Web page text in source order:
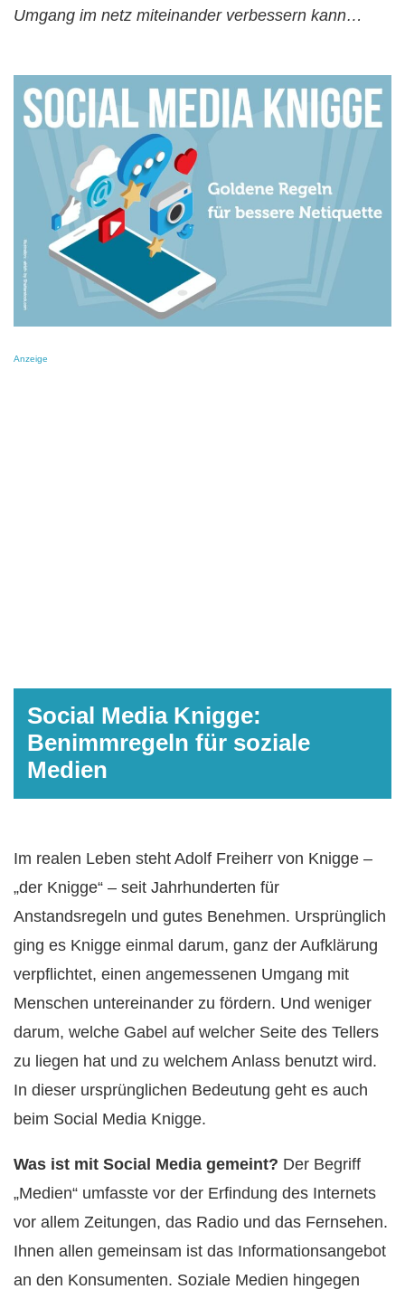
Umgang im netz miteinander verbessern kann…
Anzeige
Social Media Knigge:
Benimmregeln für soziale
Medien
Im realen Leben steht Adolf Freiherr von Knigge –
„der Knigge“ – seit Jahrhunderten für
Anstandsregeln und gutes Benehmen. Ursprünglich
ging es Knigge einmal darum, ganz der Aufklärung
verpflichtet, einen angemessenen Umgang mit
Menschen untereinander zu fördern. Und weniger
darum, welche Gabel auf welcher Seite des Tellers
zu liegen hat und zu welchem Anlass benutzt wird.
In dieser ursprünglichen Bedeutung geht es auch
beim Social Media Knigge.
Was ist mit Social Media gemeint? Der Begriff
„Medien“ umfasste vor der Erfindung des Internets
vor allem Zeitungen, das Radio und das Fernsehen.
Ihnen allen gemeinsam ist das Informationsangebot
an den Konsumenten. Soziale Medien hingegen